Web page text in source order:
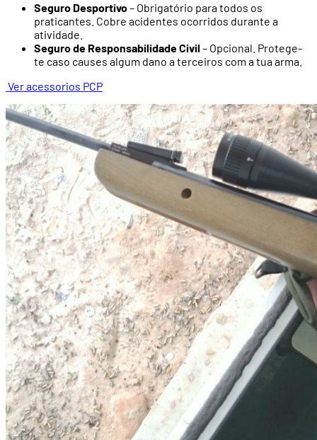
Seguro Desportivo– Obrigatório para todos os
praticantes. Cobre acidentes ocorridos durante a
atividade.
Seguro de Responsabilidade Civil– Opcional. Protege-
te caso causes algum dano a terceiros com a tua arma.
Ver acessorios PCP